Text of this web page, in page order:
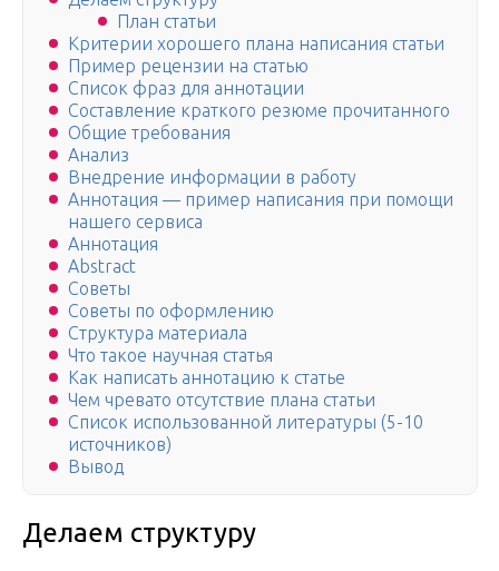
План статьи
Критерии хорошего плана написания статьи
Пример рецензии на статью
Список фраз для аннотации
Составление краткого резюме прочитанного
Общие требования
Анализ
Внедрение информации в работу
Аннотация — пример написания при помощи
нашего сервиса
Аннотация
Abstract
Советы
Советы по оформлению
Структура материала
Что такое научная статья
Как написать аннотацию к статье
Чем чревато отсутствие плана статьи
Список использованной литературы (5-10
источников)
Вывод
Делаем структуру